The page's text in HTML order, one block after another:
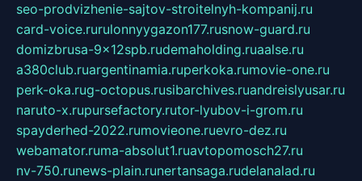
seo-prodvizhenie-sajtov-stroitelnyh-kompanij.ru
card-voice.rurulonnyygazon177.rusnow-guard.ru
domizbrusa-9x12spb.rudemaholding.ruaalse.ru
a380club.ruargentinamia.ruperkoka.rumovie-one.ru
perk-oka.rug-octopus.rusibarchives.ruandreislyusar.ru
naruto-x.rupursefactory.rutor-lyubov-i-grom.ru
spayderhed-2022.rumovieone.ruevro-dez.ru
webamator.ruma-absolut1.ruavtopomosch27.ru
nv-750.runews-plain.runertansaga.rudelanalad.ru